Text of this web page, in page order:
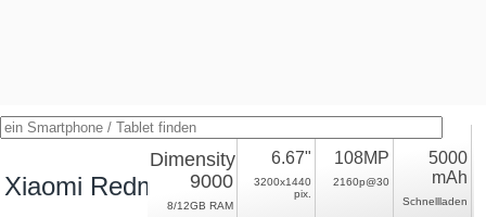
Xiaomi Redmi K50 Pro
Dimensity
9000
8/12GB RAM
6.67"
3200x1440
pix.
108MP
2160p@30
5000
mAh
Schnellladen